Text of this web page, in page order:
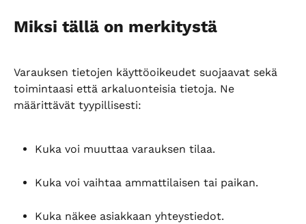
Miksi tällä on merkitystä
Varauksen tietojen käyttöoikeudet suojaavat sekä
toimintaasi että arkaluonteisia tietoja. Ne
määrittävät tyypillisesti:
Kuka voi muuttaa varauksen tilaa.
Kuka voi vaihtaa ammattilaisen tai paikan.
Kuka näkee asiakkaan yhteystiedot.